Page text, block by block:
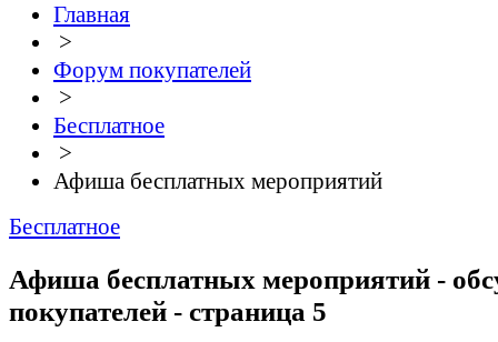
Главная
>
Форум покупателей
>
Бесплатное
>
Афиша бесплатных мероприятий
Бесплатное
Афиша бесплатных мероприятий -
покупателей - страница 5